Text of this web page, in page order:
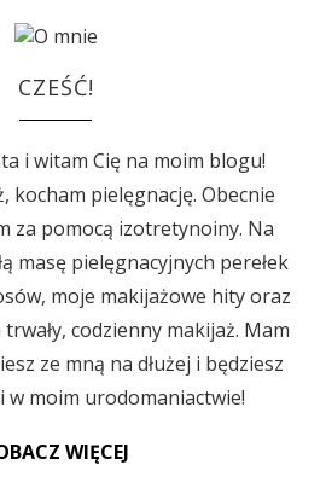
CZEŚĆ!
i witam Cię na moim blogu!
kocham pielęgnację. Obecnie
za pomocą izotretynoiny. Na
masę pielęgnacyjnych perełek
moje makijażowe hity oraz
codzienny makijaż. Mam
ze mną na dłużej i będziesz
w moim urodomaniactwie!
WIĘCEJ